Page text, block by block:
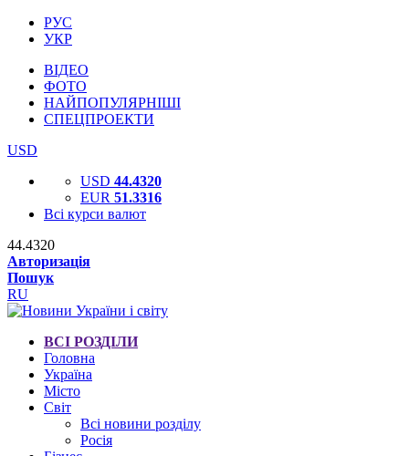
РУС
УКР
ВІДЕО
ФОТО
НАЙПОПУЛЯРНІШІ
СПЕЦПРОЕКТИ
USD
USD 44.4320
EUR 51.3316
Всі курси валют
44.4320
Авторизація
Пошук
RU
ВСІ РОЗДІЛИ
Головна
Україна
Місто
Світ
Всі новини розділу
Росія